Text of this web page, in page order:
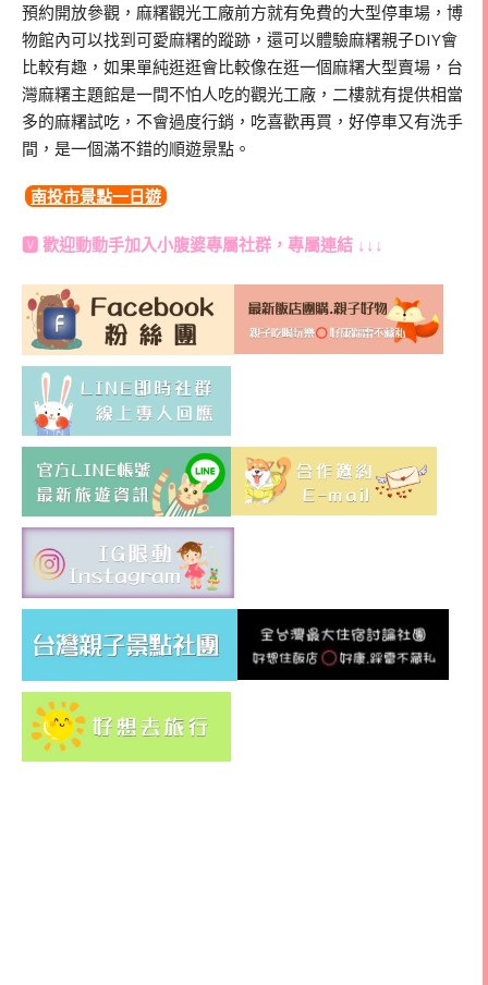
預約開放參觀，麻糬觀光工廠前方就有免費的大型停車場，博
物館內可以找到可愛麻糬的蹤跡，還可以體驗麻糬親子DIY會
比較有趣，如果單純逛逛會比較像在逛一個麻糬大型賣場，台
灣麻糬主題館是一間不怕人吃的觀光工廠，二樓就有提供相當
多的麻糬試吃，不會過度行銷，吃喜歡再買，好停車又有洗手
間，是一個滿不錯的順遊景點。
南投市景點一日遊
🆅 歡迎動動手加入小腹婆專屬社群 ，專屬連結 ↓↓↓